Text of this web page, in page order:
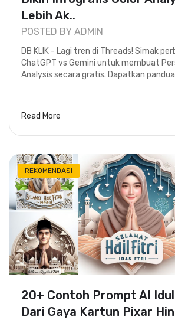
Lebih Ak..
POSTED BY ADMIN
DB KLIK - Lagi tren di Threads! Simak
ChatGPT vs Gemini untuk membuat
Analysis secara gratis. Dapatkan
Read More
REKOMENDASI
20+ Contoh Prompt AI
Dari Gaya Kartun Pixar